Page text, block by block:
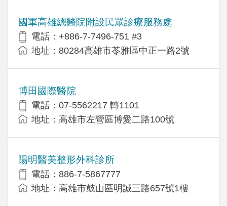
國軍高雄總醫院附設民眾診療服務處
電話：+886-7-7496-751 #3
地址：80284高雄市苓雅區中正一路2號
博田國際醫院
電話：07-5562217 轉1101
地址：高雄市左營區博愛二路100號
陽明醫美整形外科診所
電話：886-7-5867777
地址：高雄市鼓山區明誠三路657號1樓